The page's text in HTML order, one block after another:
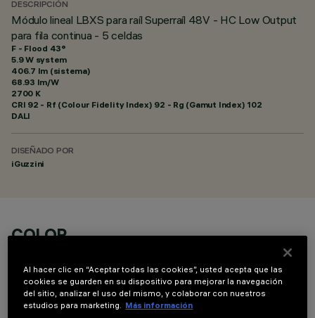
DESCRIPCIÓN
Módulo lineal LBXS para raíl Superraíl 48V - HC Low Output
para fila continua - 5 celdas
F - Flood 43°
5.9 W system
406.7 lm (sistema)
68.93 lm/W
2700 K
CRI 92 - Rf (Colour Fidelity Index) 92 - Rg (Gamut Index) 102
DALI
DISEÑADO POR
iGuzzini
COLOR
Al hacer clic en “Aceptar todas las cookies”, usted acepta que las
cookies se guarden en su dispositivo para mejorar la navegación
del sitio, analizar el uso del mismo, y colaborar con nuestros
estudios para marketing. Más información